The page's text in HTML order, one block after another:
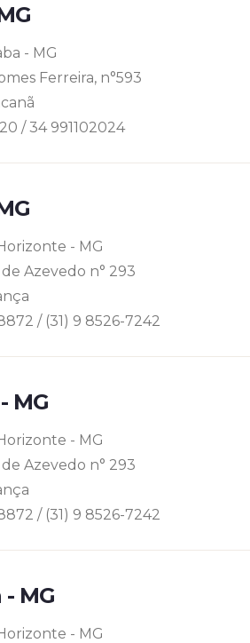
- MG
Ferreira, n°593
/ 34 991102024
- MG
Azevedo n° 293
/ (31) 9 8526-7242
MG
- MG
Azevedo n° 293
/ (31) 9 8526-7242
MG
- MG